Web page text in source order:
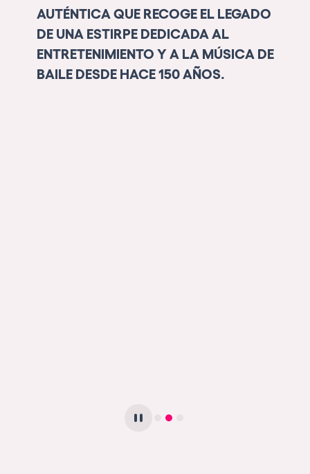
AUTÉNTICA QUE RECOGE EL LEGADO
DE UNA ESTIRPE DEDICADA AL
ENTRETENIMIENTO Y A LA MÚSICA DE
BAILE DESDE HACE 150 AÑOS.